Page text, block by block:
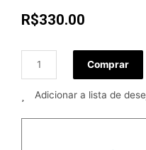
R$330.00
Comprar
Adicionar a lista de